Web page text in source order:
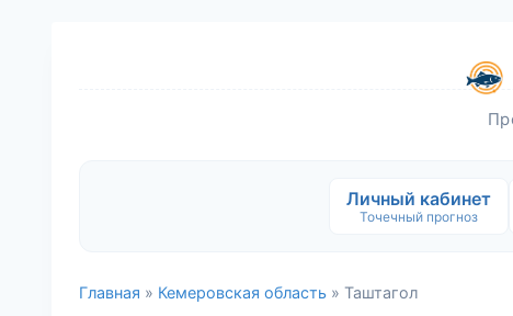
Личный кабинет
Точечный прогноз
Главная » Кемеровская область » Таштагол